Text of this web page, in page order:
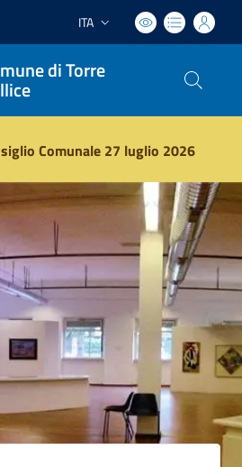
Lingua attiva:
ITA
di Torre
Comunale 27 luglio 2026